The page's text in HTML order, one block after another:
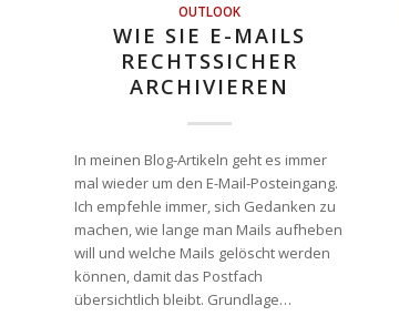
OUTLOOK
WIE SIE E-MAILS
RECHTSSICHER
ARCHIVIEREN
In meinen Blog-Artikeln geht es immer
mal wieder um den E-Mail-Posteingang.
Ich empfehle immer, sich Gedanken zu
machen, wie lange man Mails aufheben
will und welche Mails gelöscht werden
können, damit das Postfach
übersichtlich bleibt. Grundlage…